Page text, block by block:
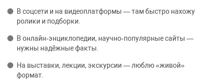
В соцсети и на видеоплатформы — там быстро нахожу
ролики и подборки.
В онлайн‑энциклопедии, научно‑популярные сайты —
нужны надёжные факты.
На выставки, лекции, экскурсии — люблю «живой»
формат.